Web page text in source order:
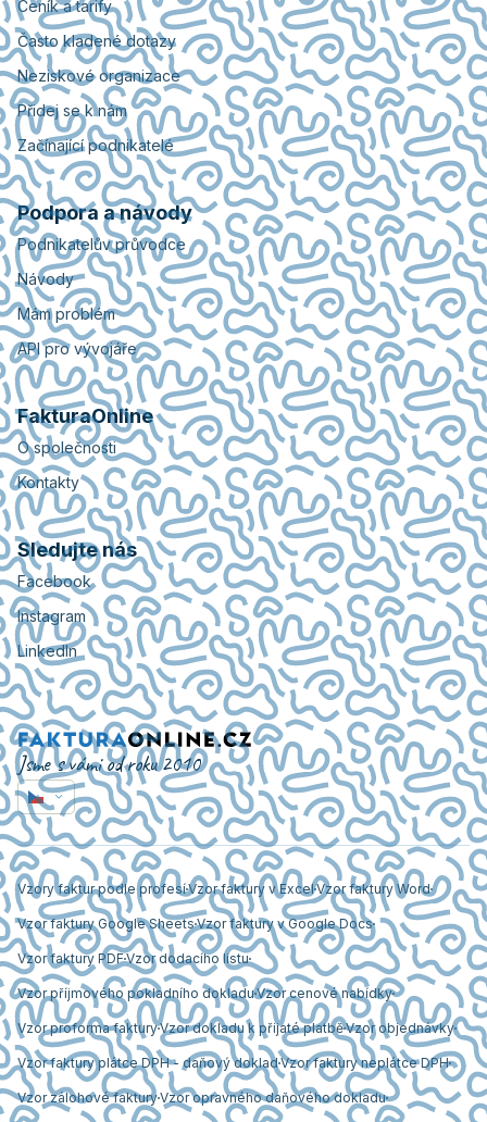
Ceník a tarify
Často kladené dotazy
Neziskové organizace
Přidej se k nám
Začínající podnikatelé
Podpora a návody
Podnikatelův průvodce
Návody
Mám problém
API pro vývojáře
FakturaOnline
O společnosti
Kontakty
Sledujte nás
Facebook
Instagram
LinkedIn
Jsme s vámi od roku 2010
Vzory faktur podle profesíVzor faktury v Excel Vzor faktury Word
Vzor faktury Google SheetsVzor faktury v Google Docs
Vzor faktury PDFVzor dodacího listu
Vzor příjmového pokladního dokladuVzor cenové nabídky
Vzor proforma fakturyVzor dokladu k přijaté platběVzor objednávky
Vzor faktury plátce DPH - daňový dokladVzor faktury neplátce DPH
Vzor zálohové fakturyVzor opravného daňového dokladu